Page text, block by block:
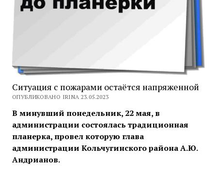
Ситуация с пожарами остаётся напряженной
ОПУБЛИКОВАНО IRINA 23.05.2023
В минувший понедельник, 22 мая, в
администрации состоялась традиционная
планерка, провел которую глава
администрации Кольчугинского района А.Ю.
Андрианов.